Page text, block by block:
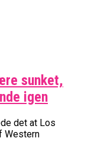
sunket,
igen
det at Los
Western